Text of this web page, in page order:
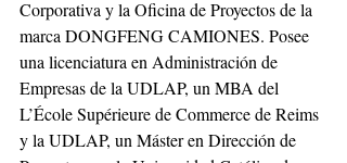
Corporativa y la Oficina de Proyectos de la
marca DONGFENG CAMIONES. Posee
una licenciatura en Administración de
Empresas de la UDLAP, un MBA del
L’École Supérieure de Commerce de Reims
y la UDLAP, un Máster en Dirección de